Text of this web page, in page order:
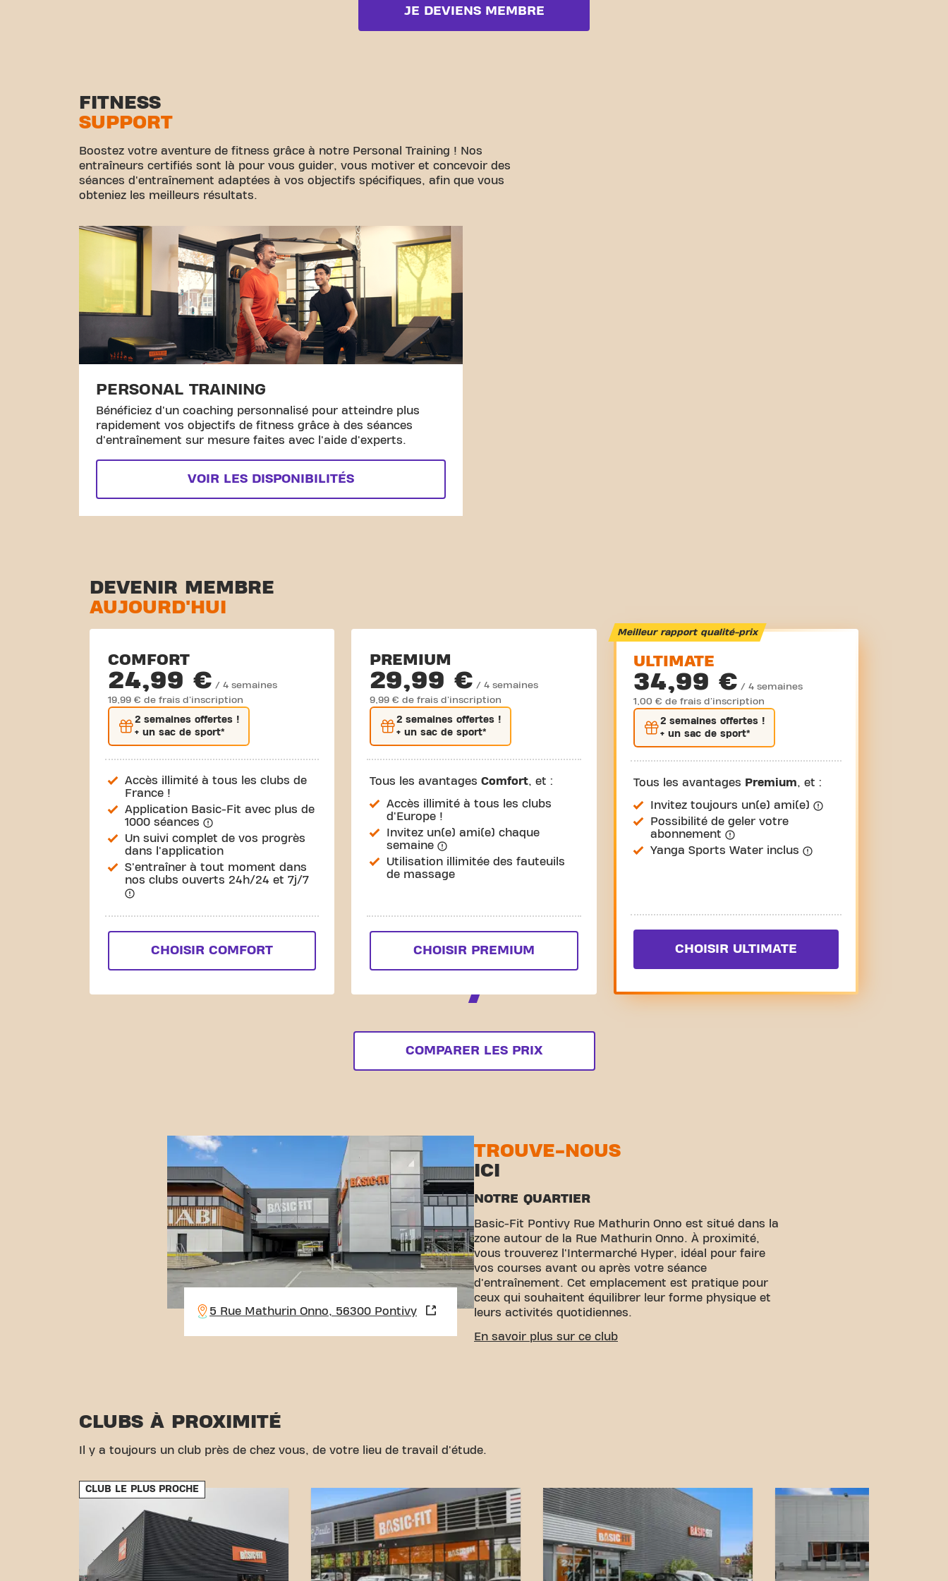
JE DEVIENS MEMBRE
FITNESS
SUPPORT
Boostez votre aventure de fitness grâce à notre Personal Training ! Nos
entraîneurs certifiés sont là pour vous guider, vous motiver et concevoir des
séances d'entraînement adaptées à vos objectifs spécifiques, afin que vous
obteniez les meilleurs résultats.
PERSONAL TRAINING
Bénéficiez d'un coaching personnalisé pour atteindre plus
rapidement vos objectifs de fitness grâce à des séances
d'entraînement sur mesure faites avec l'aide d'experts.
VOIR LES DISPONIBILITÉS
DEVENIR MEMBRE
AUJOURD'HUI
COMFORT
24,99 € / 4 semaines
19,99 € de frais d'inscription
2 semaines offertes !
+ un sac de sport*
Accès illimité à tous les clubs de
France !
Application Basic-Fit avec plus de
1000 séances
Un suivi complet de vos progrès
dans l'application
S'entraîner à tout moment dans
nos clubs ouverts 24h/24 et 7j/7
CHOISIR COMFORT
PREMIUM
29,99 € / 4 semaines
9,99 € de frais d'inscription
2 semaines offertes !
+ un sac de sport*
Tous les avantagesComfort, et :
Accès illimité à tous les clubs
d'Europe !
Invitez un(e) ami(e) chaque
semaine
Utilisation illimitée des fauteuils
de massage
CHOISIR PREMIUM
Meilleur rapport qualité-prix
ULTIMATE
34,99 € / 4 semaines
1,00 € de frais d'inscription
2 semainesoffertes !
+ un sac de sport*
Tous les avantages Premium, et :
Invitez toujours un(e) ami(e)
Possibilité de geler votre
abonnement
Yanga Sports Water inclus
CHOISIR ULTIMATE
COMPARER LES PRIX
5 Rue Mathurin Onno, 56300 Pontivy
TROUVE-NOUS
ICI
NOTRE QUARTIER
Basic-Fit Pontivy Rue Mathurin Onno est situé dans la
zone autour de la Rue Mathurin Onno. À proximité,
vous trouverez l'Intermarché Hyper, idéal pour faire
vos courses avant ou après votre séance
d'entraînement. Cet emplacement est pratique pour
ceux qui souhaitent équilibrer leur forme physique et
leurs activités quotidiennes.
ACCESSIBILITÉ FACILE
Pontoise. Avec notre emplacement central et nos
Rejoignez-nous au Basic-Fit Pontivy Rue Mathurin
Onno et faites partie de notre communauté fitness.
En savoir plus sur ce club
CLUBS À PROXIMITÉ
Il y a toujours un club près de chez vous, de votre lieu de travail d'étude.
CLUB LE PLUS PROCHE